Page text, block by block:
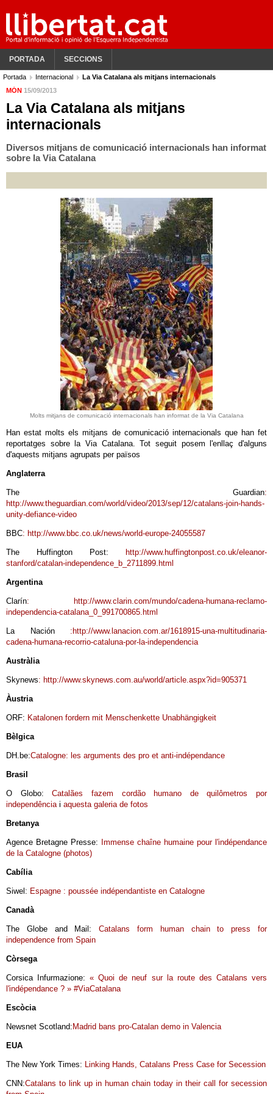
PORTADA SECCIONS
Portada Internacional
La Via Catalana als mitjans internacionals
MÓN 15/09/2013
La Via Catalana als mitjans
internacionals
Diversos mitjans de comunicació internacionals han informat
sobre la Via Catalana
Molts mitjans de comunicació internacionals han informat de la Via Catalana
Han estat molts els mitjans de comunicació internacionals que han fet
reportatges sobre la Via Catalana. Tot seguit posem l'enllaç d'alguns
d'aquests mitjans agrupats per països
Anglaterra
The Guardian:
http://www.theguardian.com/world/video/2013/sep/12/catalans-join-hands-
unity-defiance-video
BBC: http://www.bbc.co.uk/news/world-europe-24055587
The Huffington Post:
http://www.huffingtonpost.co.uk/eleanor-
stanford/catalan-independence_b_2711899.html
Argentina
Clarín: http://www.clarin.com/mundo/cadena-humana-reclamo-
independencia-catalana_0_991700865.html
La Nación:http://www.lanacion.com.ar/1618915-una-multitudinaria-
cadena-humana-recorrio-cataluna-por-la-independencia
Austràlia
Skynews: http://www.skynews.com.au/world/article.aspx?id=905371
Àustria
ORF: Katalonen fordern mit Menschenkette Unabhängigkeit
Bèlgica
DH.be:Catalogne: les arguments des pro et anti-indépendance
Brasil
O Globo:Catalães fazem cordão humano de quilômetros por
independênciai aquesta galeria de fotos
Bretanya
Agence Bretagne Presse:
Immense chaîne humaine pour l'indépendance
de la Catalogne (photos)
Cabília
Siwel: Espagne : poussée indépendantiste en Catalogne
Canadà
The Globe and Mail:Catalans form human chain to press for
independence from Spain
Còrsega
Corsica Infurmazione:« Quoi de neuf sur la route des Catalans vers
l'indépendance ? » #ViaCatalana
Escòcia
Newsnet Scotland: Madrid bans pro-Catalan demo in Valencia
EUA
The New York Times: Linking Hands, Catalans Press Case for Secession
CNN:Catalans to link up in human chain today in their call for secession